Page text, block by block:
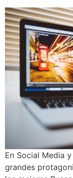
En Social Media
grandes